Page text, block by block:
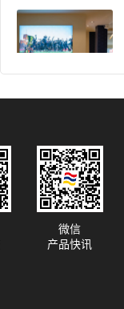
微信
产品快讯